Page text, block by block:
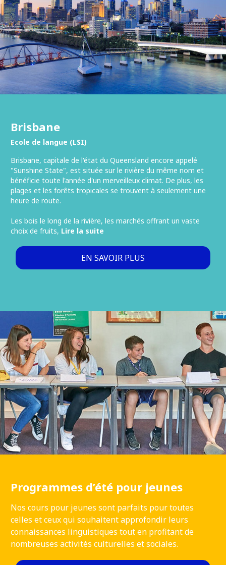
Brisbane
Ecole de langue (LSI)
Brisbane, capitale de l'état du Queensland encore appelé
"Sunshine State", est située sur le rivière du même nom et
bénéficie toute l'année d'un merveilleux climat. De plus, les
plages et les forêts tropicales se trouvent à seulement une
heure de route.
Les bois le long de la rivière, les marchés offrant un vaste
choix de fruits, Lire la suite
EN SAVOIR PLUS
Programmes d’été pour jeunes
Nos cours pour jeunes sont parfaits pour toutes
celles et ceux qui souhaitent approfondir leurs
connaissances linguistiques tout en profitant de
nombreuses activités culturelles et sociales.